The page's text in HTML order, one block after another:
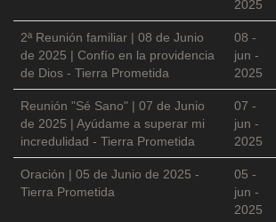
2025
2ª Reunión familiar | 08 de Junio
de 2025 | Confío en la providencia
de Dios - Tierra Prometida
08 -
jun -
2025
Reunión "Sé Sano" | 07 de Junio
de 2025 | Ayúdame a superar mi
incredulidad - Tierra Prometida
07 -
jun -
2025
Oración | 05 de Junio de 2025 -
Tierra Prometida
05 -
jun -
2025